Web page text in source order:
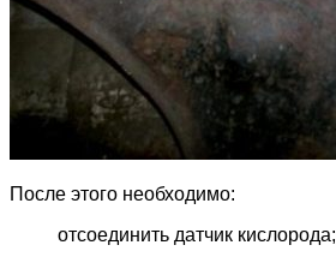
После этого необходимо:
отсоединить датчик кислорода;